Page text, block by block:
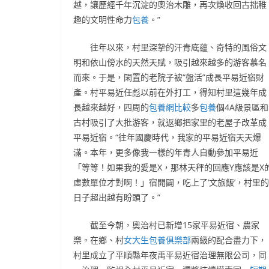
越，讓歷經千年沉淀的奧治木雕，再次煥收回古拙稚
趣的文明性命力包養 。”
往年以來，村里深摯的汗青底蘊、奇特的風俗文
明和依山傍水的天然天賦，吸引越來越多的游客慕名
而來。于是，閑置的老院子被“盤活”成長平易近宿財
產。村平易近任彪以前在外打工，得知村里這幾年成
長越來越好，四周的包養網比較多包養個4A級景區和
古村吸引了大批游客，就返鄉把家里的老屋子改革成
平易近宿。“往年國慶時代，我家的平易近宿天天爆
滿。本年，更多像我一樣的年青人自動參加平易近
「等等！如果我的愛是X，那林天秤的回應Y應該是X
虛數單位才對啊！」宿開闢，吃上了‘文旅飯’，村里的
日子超出越有盼頭了。”
截至今朝，奧治村已新增15家平易近宿、農家
樂。在鄉、村女大生包養俱樂部兩級的配合盡力下，
村里成立了平順縣年夜禹平易近宿治理無限公司，同